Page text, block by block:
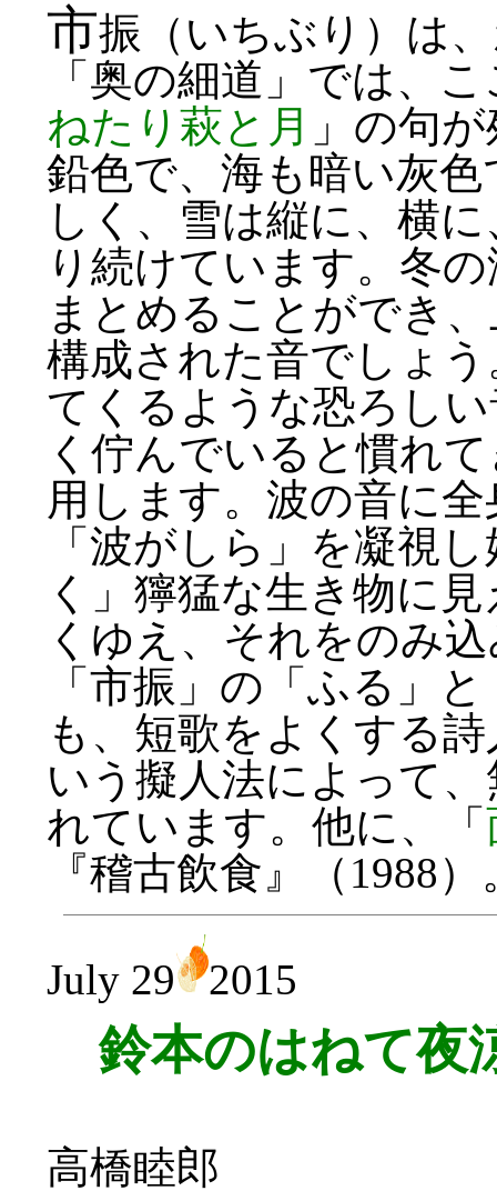
市振（いちぶり）は
「奥の細道」では、
ねたり萩と月 」の句
鉛色で、海も暗い灰
しく、雪は縦に、横
り続けています。冬
まとめることができ
構成された音でしょ
てくるような恐ろし
く佇んでいると慣れ
用します。波の音に
「波がしら」を凝視
く」獰猛な生き物に
くゆえ、それをのみ
「市振」の「ふる」
も、短歌をよくする
いう擬人法によって
れています。他に、「
『稽古飲食』（1988
July 29 2015
鈴本のはねて夜
高橋睦郎